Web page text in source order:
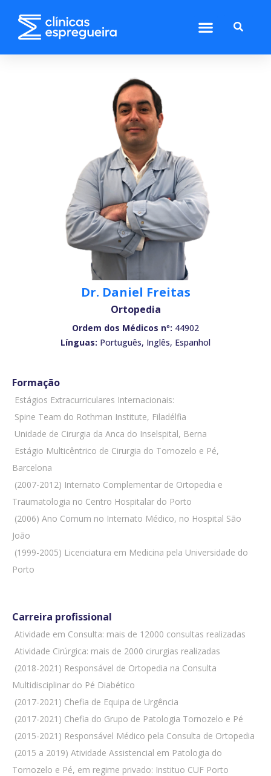
Dr. Daniel Freitas
Ortopedia
Ordem dos Médicos nº: 44902
Línguas: Português, Inglês, Espanhol
Formação
 Estágios Extracurriculares Internacionais:
 Spine Team do Rothman Institute, Filadélfia
 Unidade de Cirurgia da Anca do Inselspital, Berna
 Estágio Multicêntrico de Cirurgia do Tornozelo e Pé,
Barcelona
 (2007-2012) Internato Complementar de Ortopedia e
Traumatologia no Centro Hospitalar do Porto
 (2006) Ano Comum no Internato Médico, no Hospital São
João
 (1999-2005) Licenciatura em Medicina pela Universidade do
Porto
Carreira profissional
 Atividade em Consulta: mais de 12000 consultas realizadas
 Atividade Cirúrgica: mais de 2000 cirurgias realizadas
 (2018-2021) Responsável de Ortopedia na Consulta
Multidisciplinar do Pé Diabético
 (2017-2021) Chefia de Equipa de Urgência
 (2017-2021) Chefia do Grupo de Patologia Tornozelo e Pé
 (2015-2021) Responsável Médico pela Consulta de Ortopedia
 (2015 a 2019) Atividade Assistencial em Patologia do
Tornozelo e Pé, em regime privado: Instituo CUF Porto